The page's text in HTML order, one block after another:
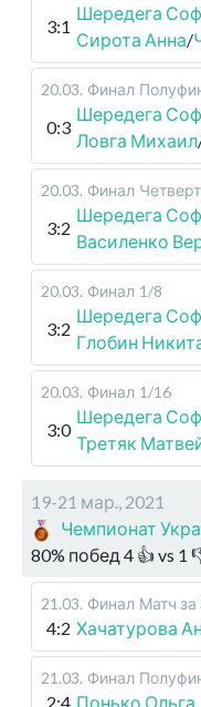
3:1
Шередега
Сирота Анна/
20.03. Финал
0:3
Шередега
Ловга Михаил
20.03. Финал
3:2
Шередега
Василенко
20.03. Финал 1/8
3:2
Шередега
Глобин
20.03. Финал 1/16
3:0
Шередега
Третяк
19-21 мар., 2021
Чемпионат
80% побед 4 👍 vs 1
21.03. Финал Матч
4:2 Хачатурова
21.03. Финал
2:4 Понько Ольга